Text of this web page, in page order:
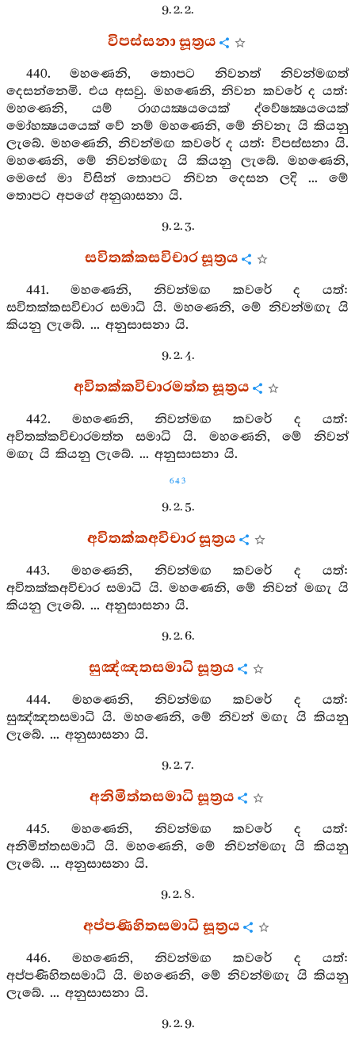
9. 2. 2.
විපස්සනා සූත්‍රය
440. මහණෙනි, තොපට නිවනත් නිවන්මඟත්
දෙසන්නෙමි. එය අසවු. මහණෙනි, නිවන කවරේ ද යත්:
මහණෙනි, යම් රාගයක්‍ෂයයෙක් ද්වේෂක්‍ෂයයෙක්
මෝහක්‍ෂයයෙක් වේ නම් මහණෙනි, මේ නිවනැ යි කියනු
ලැබේ. මහණෙනි, නිවන්මඟ කවරේ ද යත්: විපස්සනා යි.
මහණෙනි, මේ නිවන්මඟැ යි කියනු ලැබේ. මහණෙනි,
මෙසේ මා විසින් තොපට නිවන දෙසන ලදි ... මේ
තොපට අපගේ අනුශාසනා යි.
9. 2. 3.
සවිතක්කසවිචාර සූත්‍රය
441. මහණෙනි, නිවන්මඟ කවරේ ද යත්:
සවිතක්කසවිචාර සමාධි යි. මහණෙනි, මේ නිවන්මඟැ යි
කියනු ලැබේ. ... අනුසාසනා යි.
9. 2. 4.
අවිතක්කවිචාරමත්ත සූත්‍රය
442. මහණෙනි, නිවන්මඟ කවරේ ද යත්:
අවිතක්කවිචාරමත්ත සමාධි යි. මහණෙනි, මේ නිවන්
මඟැ යි කියනු ලැබේ. ... අනුසාසනා යි.
643
9. 2. 5.
අවිතක්කඅවිචාර සූත්‍රය
443. මහණෙනි, නිවන්මඟ කවරේ ද යත්:
අවිතක්කඅවිචාර සමාධි යි. මහණෙනි, මේ නිවන් මඟැ යි
කියනු ලැබේ. ... අනුසාසනා යි.
9. 2. 6.
සුඤ්ඤතසමාධි සූත්‍රය
444. මහණෙනි, නිවන්මඟ කවරේ ද යත්:
සුඤ්ඤතසමාධි යි. මහණෙනි, මේ නිවන් මඟැ යි කියනු
ලැබේ. ... අනුසාසනා යි.
9. 2. 7.
අනිමිත්තසමාධි සූත්‍රය
445. මහණෙනි, නිවන්මඟ කවරේ ද යත්:
අනිමිත්තසමාධි යි. මහණෙනි, මේ නිවන්මඟැ යි කියනු
ලැබේ. ... අනුසාසනා යි.
9. 2. 8.
අප්පණිහිතසමාධි සූත්‍රය
446. මහණෙනි, නිවන්මඟ කවරේ ද යත්:
අප්පණිහිතසමාධි යි. මහණෙනි, මේ නිවන්මඟැ යි කියනු
ලැබේ. ... අනුසාසනා යි.
9. 2. 9.